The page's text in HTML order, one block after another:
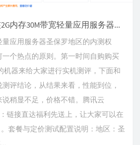
腾讯云-圣保罗2核2G内存30M带宽轻量应用服务器抢先测评
应用服务器圣保罗地区的内测权
个热点的原则。第一时间自购购买
机器来给大家进行实机测评，下面和
评结论，从结果来看，性能到位，
稍显不足，价格不错。腾讯云
链接直达福利先送上，让大家可以在
。套餐与定价测试配置说明：地区：圣